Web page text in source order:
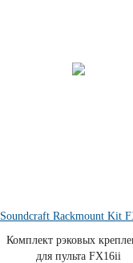
Soundcraft Rackmount Kit
Комплект рэковых
для пульта FX16ii